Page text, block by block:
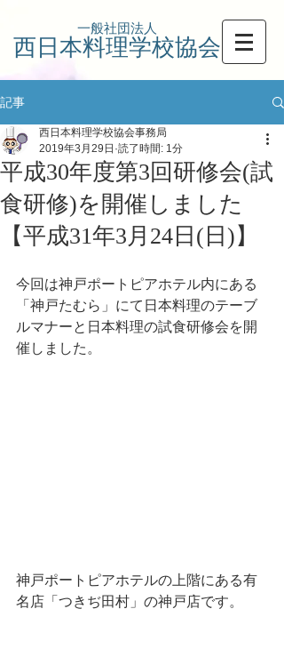
一般社団法人
西日本料理学校協会
記事
平成30年度第3回研修会(試
食研修)を開催しました
【平成31年3月24日(日)】
西日本料理学校協会事務局
2019年3月29日 読了時間: 1分
今回は神戸ポートピアホテル内にある
「神戸たむら」にて日本料理のテーブ
ルマナーと日本料理の試食研修会を開
催しました。
神戸ポートピアホテルの上階にある有
名店「つきぢ田村」の神戸店です。